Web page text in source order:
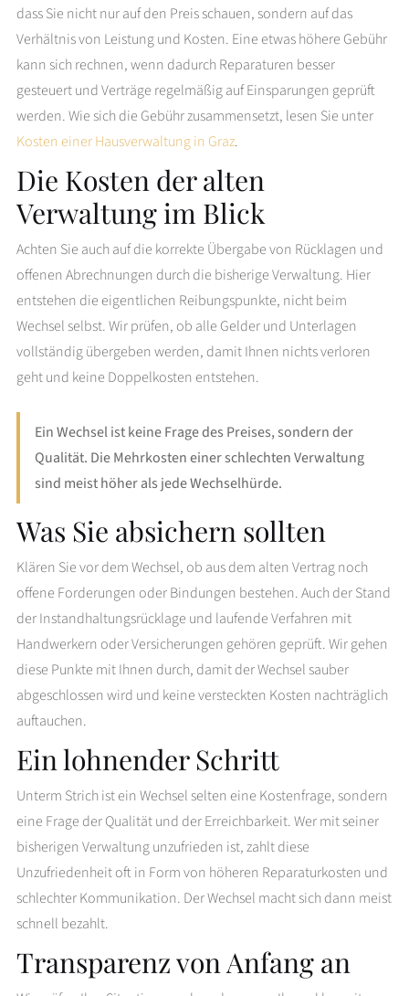
dass Sie nicht nur auf den Preis schauen, sondern auf das
Verhältnis von Leistung und Kosten. Eine etwas höhere Gebühr
kann sich rechnen, wenn dadurch Reparaturen besser
gesteuert und Verträge regelmäßig auf Einsparungen geprüft
werden. Wie sich die Gebühr zusammensetzt, lesen Sie unter
Kosten einer Hausverwaltung in Graz.
Die Kosten der alten
Verwaltung im Blick
Achten Sie auch auf die korrekte Übergabe von Rücklagen und
offenen Abrechnungen durch die bisherige Verwaltung. Hier
entstehen die eigentlichen Reibungspunkte, nicht beim
Wechsel selbst. Wir prüfen, ob alle Gelder und Unterlagen
vollständig übergeben werden, damit Ihnen nichts verloren
geht und keine Doppelkosten entstehen.
Ein Wechsel ist keine Frage des Preises, sondern der
Qualität. Die Mehrkosten einer schlechten Verwaltung
sind meist höher als jede Wechselhürde.
Was Sie absichern sollten
Klären Sie vor dem Wechsel, ob aus dem alten Vertrag noch
offene Forderungen oder Bindungen bestehen. Auch der Stand
der Instandhaltungsrücklage und laufende Verfahren mit
Handwerkern oder Versicherungen gehören geprüft. Wir gehen
diese Punkte mit Ihnen durch, damit der Wechsel sauber
abgeschlossen wird und keine versteckten Kosten nachträglich
auftauchen.
Ein lohnender Schritt
Unterm Strich ist ein Wechsel selten eine Kostenfrage, sondern
eine Frage der Qualität und der Erreichbarkeit. Wer mit seiner
bisherigen Verwaltung unzufrieden ist, zahlt diese
Unzufriedenheit oft in Form von höheren Reparaturkosten und
schlechter Kommunikation. Der Wechsel macht sich dann meist
schnell bezahlt.
Transparenz von Anfang an